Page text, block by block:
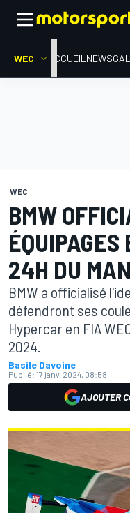
WEC ACCUEIL NEWS
WEC
BMW
24H DU
BMW a officialisé
défendront ses
Hypercar en FIA
2024.
Basile Davoine
Publié: 17 janv. 2024, 08:58
AJOUTER